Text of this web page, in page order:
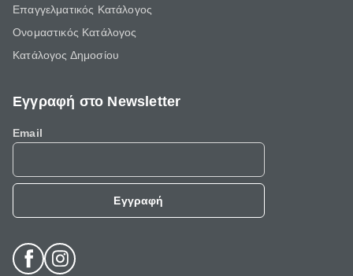
Επαγγελματικός Κατάλογος
Ονομαστικός Κατάλογος
Κατάλογος Δημοσίου
Εγγραφή στο Newsletter
Email
Εγγραφή